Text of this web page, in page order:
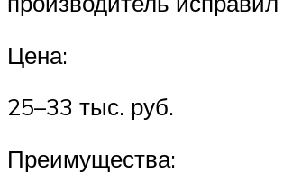
Цена:
25–33 тыс. руб.
Преимущества: